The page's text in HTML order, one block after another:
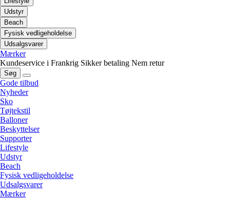
Udstyr
Beach
Fysisk vedligeholdelse
Udsalgsvarer
Mærker
Kundeservice i Frankrig Sikker betaling Nem retur
Søg
Gode tilbud
Nyheder
Sko
Tøjtekstil
Balloner
Beskyttelser
Supporter
Lifestyle
Udstyr
Beach
Fysisk vedligeholdelse
Udsalgsvarer
Mærker